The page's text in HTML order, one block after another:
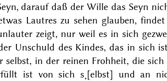
darauf daß der Wille das Seyn
Lautres zu sehen glauben,
zeigt, nur weil es in sich
Unschuld des Kindes, das in sich
selbst, in der reinen Frohheit, die
ist von sich s˖[elbst] und an